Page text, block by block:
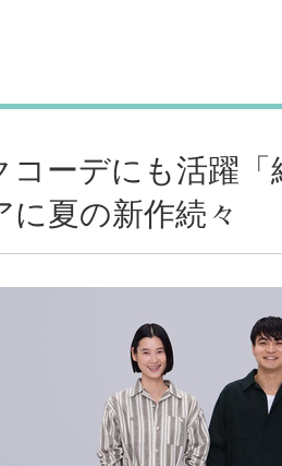
コーデにも活躍
に夏の新作続々